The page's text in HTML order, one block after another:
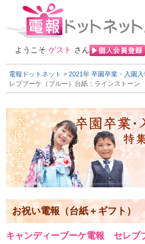
ようこそ ゲスト さん
電報ドットネット > 2021年 卒園卒業・入園
レブブーケ（ブルー） 台紙：ラインストーン
お祝い電報（台紙＋ギフト）
キャンディーブーケ電報 セレブ